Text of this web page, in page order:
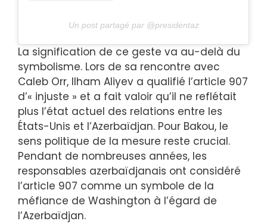
Un post partagé par @presidentaz
La signification de ce geste va au-delà du
symbolisme. Lors de sa rencontre avec
Caleb Orr, Ilham Aliyev a qualifié l’article 907
d’« injuste » et a fait valoir qu’il ne reflétait
plus l’état actuel des relations entre les
États-Unis et l’Azerbaïdjan. Pour Bakou, le
sens politique de la mesure reste crucial.
Pendant de nombreuses années, les
responsables azerbaïdjanais ont considéré
l’article 907 comme un symbole de la
méfiance de Washington à l’égard de
l’Azerbaïdjan.